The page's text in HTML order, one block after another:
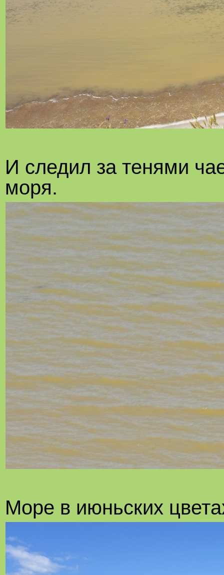
И следил за тенями
моря.
Море в июньских